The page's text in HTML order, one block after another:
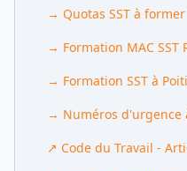
→ Quotas SST à former
→ Formation MAC SST
→ Formation SST à
→ Numéros
↗ Code du Travail -